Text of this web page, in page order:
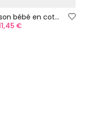
Combinaison bébé en coton blanc
€